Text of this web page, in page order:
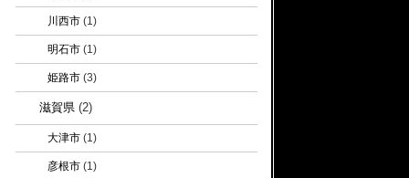
川西市(1)
明石市(1)
姫路市(3)
滋賀県(2)
大津市(1)
彦根市(1)